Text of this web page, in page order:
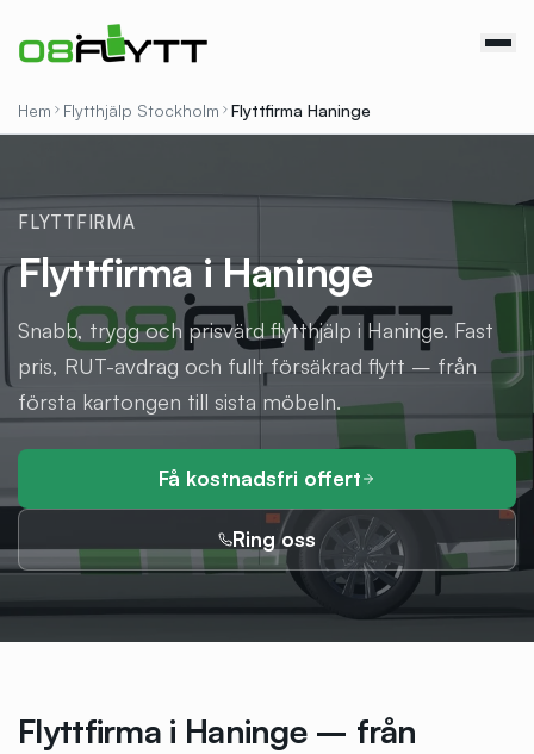
Hem Flytthjälp Stockholm Flyttfirma Haninge
FLYTTFIRMA
Flyttfirma i Haninge
Snabb, trygg och prisvärd flytthjälp i Haninge. Fast
pris, RUT-avdrag och fullt försäkrad flytt – från
första kartongen till sista möbeln.
Få kostnadsfri offert
Ring oss
Flyttfirma i Haninge – från